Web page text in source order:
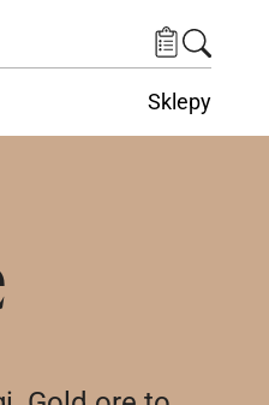
Sklepy